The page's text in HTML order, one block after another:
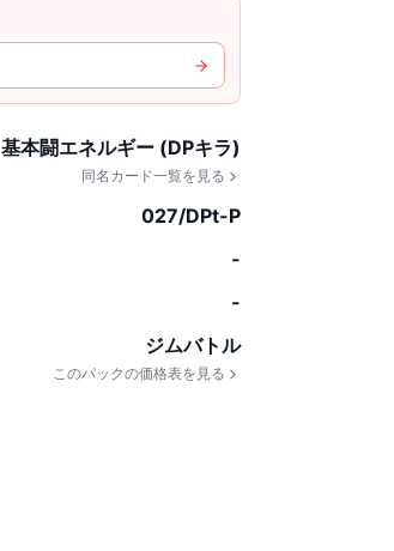
基本闘エネルギー (DPキラ)
同名カード一覧を見る
027/DPt-P
-
-
ジムバトル
このパックの価格表を見る